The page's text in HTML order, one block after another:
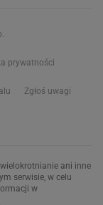
prywatności
Zgłoś uwagi
ani inne
serwisie, w celu
w